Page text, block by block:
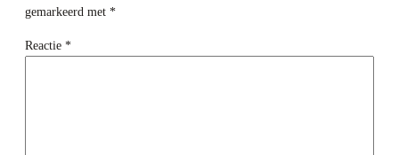
gemarkeerd met *
Reactie *